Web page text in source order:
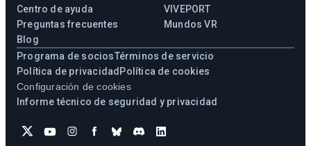
Centro de ayuda
Preguntas frecuentes
Blog
VIVEPORT
Mundos VR
Programa de sociosTérminos de servicio
Política de privacidad Política de cookies
Configuración de cookies
Informe técnico de seguridad y privacidad